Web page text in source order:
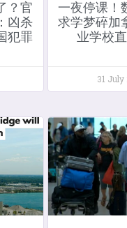
？官
凶杀
犯罪
一夜停课！
求学梦碎加
业学校
31 July